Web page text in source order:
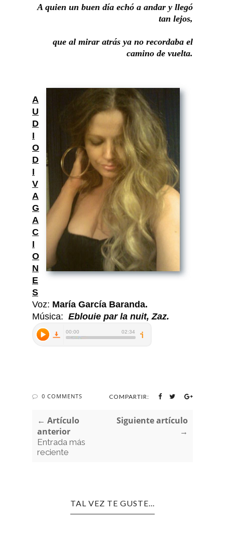
A quien un buen día echó a andar y llegó
tan lejos,
que al mirar atrás ya no recordaba el
camino de vuelta.
A
U
D
I
O
D
I
V
A
G
A
C
I
O
N
E
S
Voz: María García Baranda.
Música: Eblouie par la nuit, Zaz.
0 COMMENTS COMPARTIR:
← Artículo
anterior
Entrada más
reciente
Siguiente artículo
→
TAL VEZ TE GUSTE...